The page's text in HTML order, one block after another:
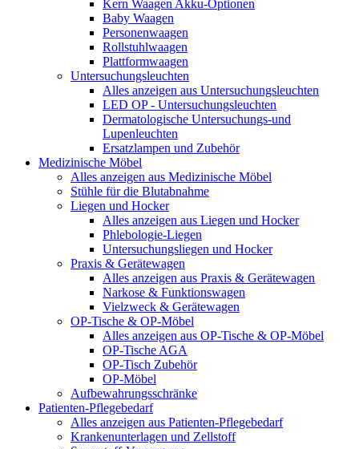
Kern Waagen Akku-Optionen
Baby Waagen
Personenwaagen
Rollstuhlwaagen
Plattformwaagen
Untersuchungsleuchten
Alles anzeigen aus Untersuchungsleuchten
LED OP - Untersuchungsleuchten
Dermatologische Untersuchungs-und
Lupenleuchten
Ersatzlampen und Zubehör
Medizinische Möbel
Alles anzeigen aus Medizinische Möbel
Stühle für die Blutabnahme
Liegen und Hocker
Alles anzeigen aus Liegen und Hocker
Phlebologie-Liegen
Untersuchungsliegen und Hocker
Praxis & Gerätewagen
Alles anzeigen aus Praxis & Gerätewagen
Narkose & Funktionswagen
Vielzweck & Gerätewagen
OP-Tische & OP-Möbel
Alles anzeigen aus OP-Tische & OP-Möbel
OP-Tische AGA
OP-Tisch Zubehör
OP-Möbel
Aufbewahrungsschränke
Patienten-Pflegebedarf
Alles anzeigen aus Patienten-Pflegebedarf
Krankenunterlagen und Zellstoff